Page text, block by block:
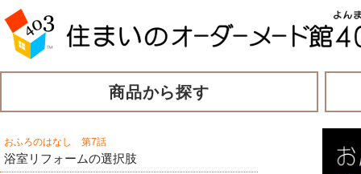
商品から探す
おふろのはなし 第7話
浴室リフォームの選択肢